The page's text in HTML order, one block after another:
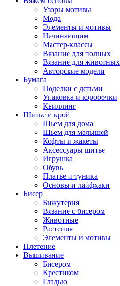
Узоры мотивы
Мода
Элементы и мотивы
Начинающим
Мастер-классы
Вязание для полных
Вязание для животных
Авторские модели
Бумага
Поделки с детьми
Упаковка и коробочки
Квиллинг
Шитье и крой
Шьем для дома
Шьем для малышей
Кофты и жакеты
Аксессуары шитье
Игрушка
Обувь
Платье и туника
Основы и лайфхаки
Бисер
Бижутерия
Вязание с бисером
Животные
Растения
Элементы и мотивы
Плетение
Вышивание
Бисером
Крестиком
Гладью